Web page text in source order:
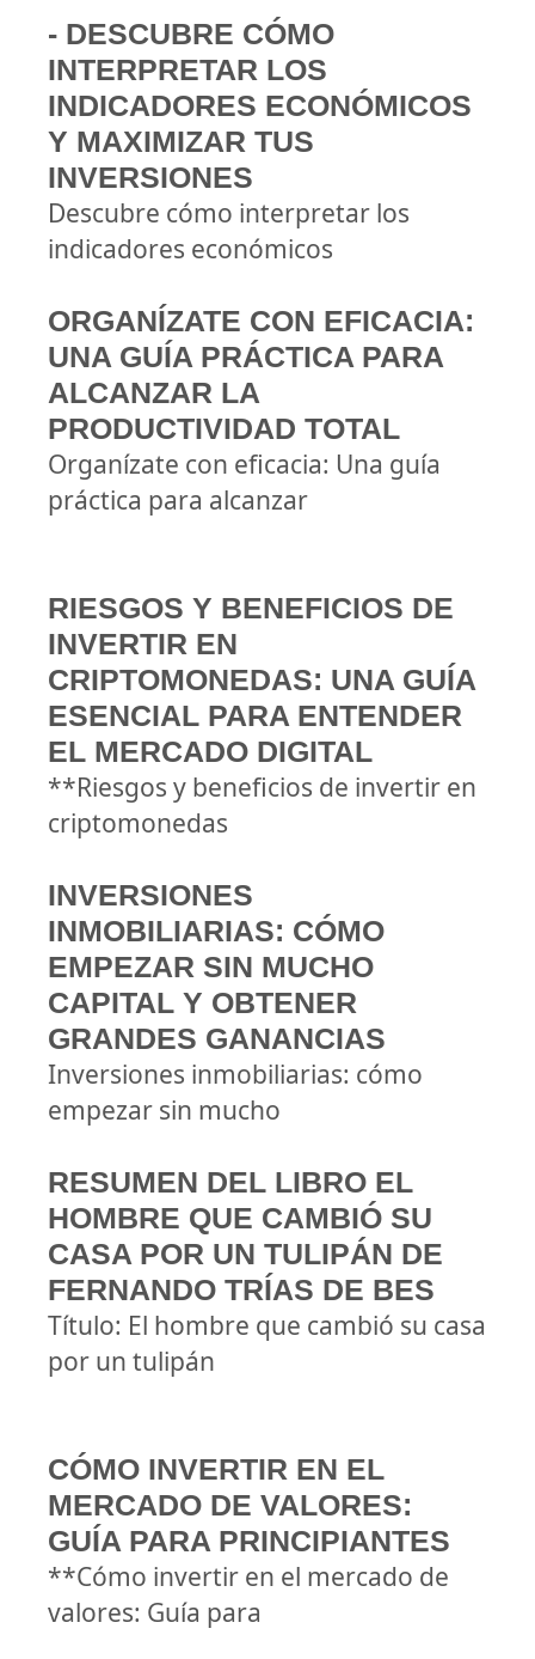
- DESCUBRE CÓMO
INTERPRETAR LOS
INDICADORES ECONÓMICOS
Y MAXIMIZAR TUS
INVERSIONES
Descubre cómo interpretar los
indicadores económicos
ORGANÍZATE CON EFICACIA:
UNA GUÍA PRÁCTICA PARA
ALCANZAR LA
PRODUCTIVIDAD TOTAL
Organízate con eficacia: Una guía
práctica para alcanzar
RIESGOS Y BENEFICIOS DE
INVERTIR EN
CRIPTOMONEDAS: UNA GUÍA
ESENCIAL PARA ENTENDER
EL MERCADO DIGITAL
**Riesgos y beneficios de invertir en
criptomonedas
INVERSIONES
INMOBILIARIAS: CÓMO
EMPEZAR SIN MUCHO
CAPITAL Y OBTENER
GRANDES GANANCIAS
Inversiones inmobiliarias: cómo
empezar sin mucho
RESUMEN DEL LIBRO EL
HOMBRE QUE CAMBIÓ SU
CASA POR UN TULIPÁN DE
FERNANDO TRÍAS DE BES
Título: El hombre que cambió su casa
por un tulipán
CÓMO INVERTIR EN EL
MERCADO DE VALORES:
GUÍA PARA PRINCIPIANTES
**Cómo invertir en el mercado de
valores: Guía para